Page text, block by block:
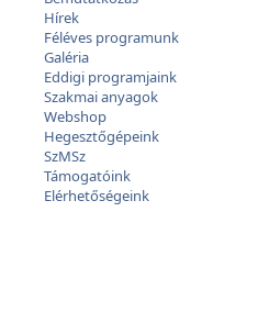
Hírek
Féléves programunk
Galéria
Eddigi programjaink
Szakmai anyagok
Webshop
Hegesztőgépeink
SzMSz
Támogatóink
Elérhetőségeink